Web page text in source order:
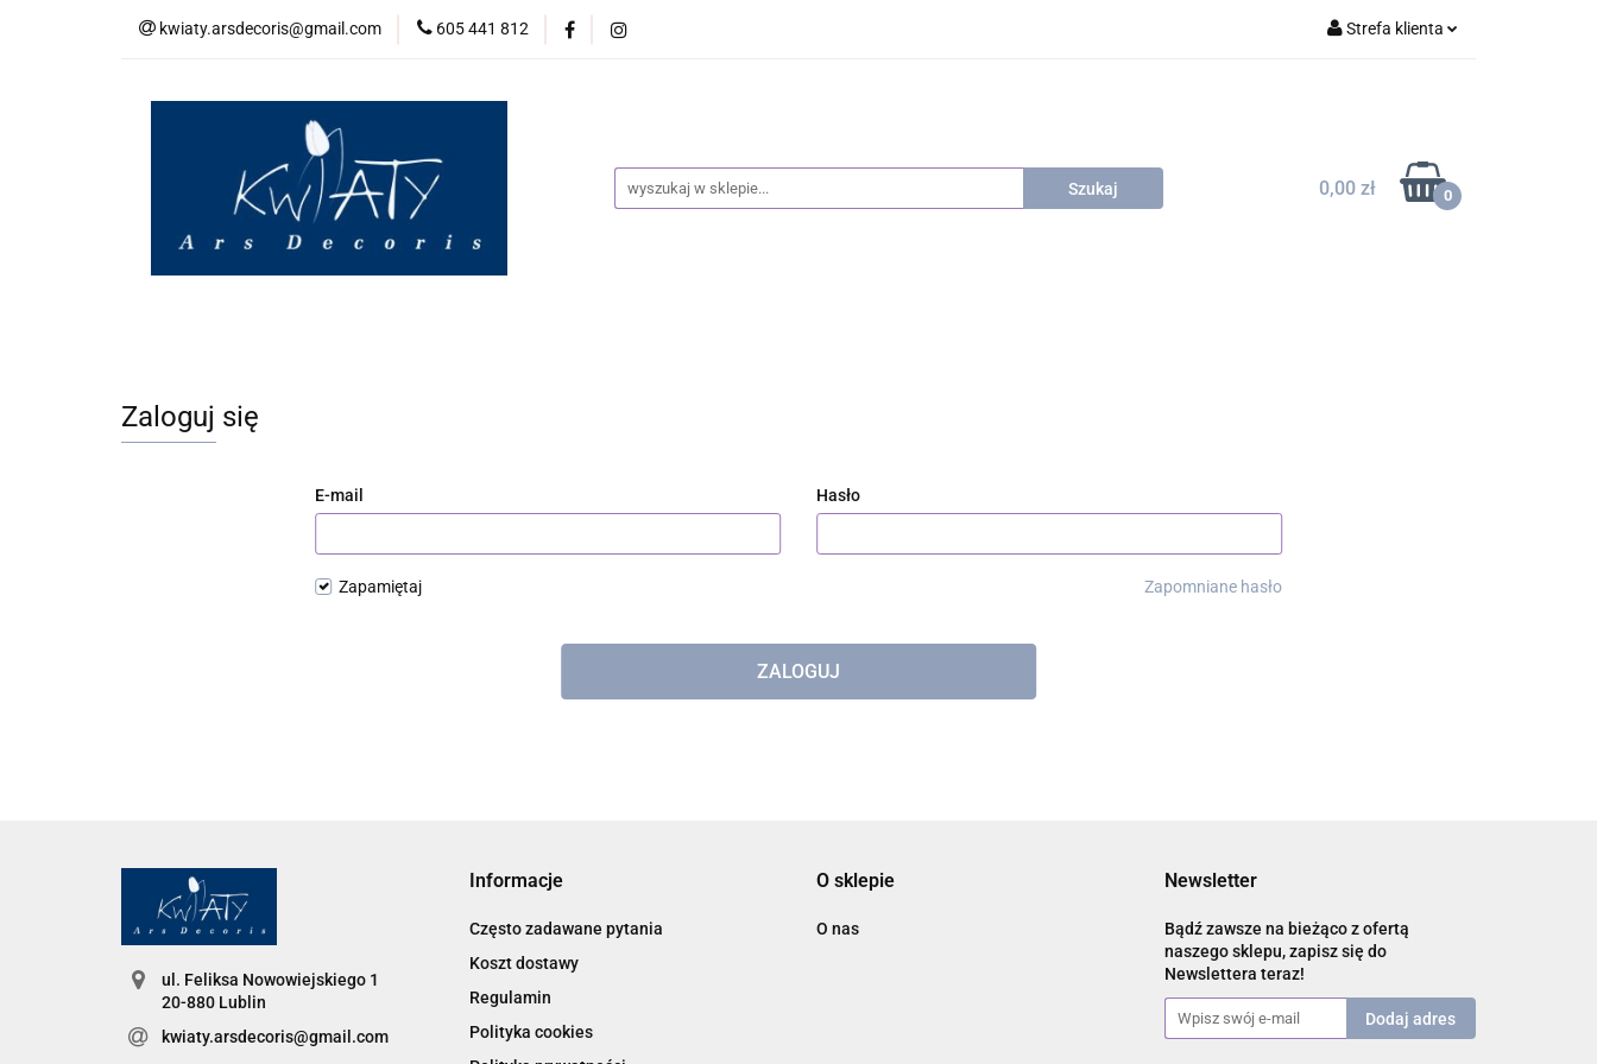
kwiaty.arsdecoris@gmail.com 605 441 812 Strefa klienta
Dodaj zgłoszenie
0,00 zł 0
Wybierz kwiaty (Choose flowers)
Zaloguj się
E-mail Hasło
Zapamiętaj Zapomniane hasło
ZALOGUJ
ul. Feliksa Nowowiejskiego 1
20-880 Lublin
kwiaty.arsdecoris@gmail.com
Informacje
Często zadawane pytania
Koszt dostawy
Regulamin
Polityka cookies
O sklepie
O nas
Newsletter
Bądź zawsze na bieżąco z ofertą
naszego sklepu, zapisz się do
Newslettera teraz!